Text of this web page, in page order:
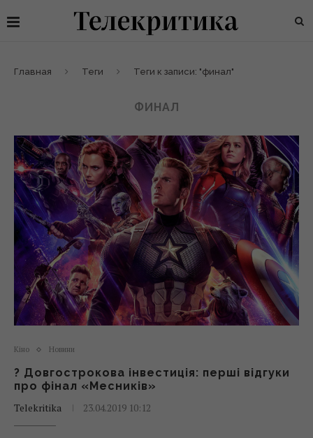
Главная Теги Теги к записи: "финал"
ФИНАЛ
Кіно Новини
? Довгострокова інвестиція: перші відгуки
про фінал «Месників»
Telekritika
23.04.2019 10:12